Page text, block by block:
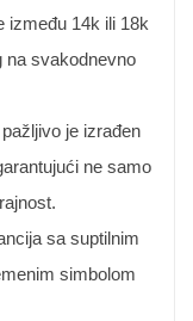
između 14k ili 18k
na svakodnevno
je izrađen
ne samo
sa suptilnim
simbolom